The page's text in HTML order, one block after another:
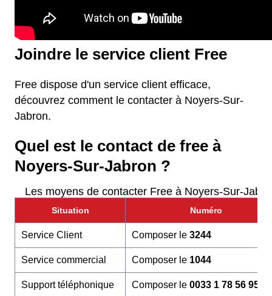
Joindre le service client Free
Free dispose d'un service client efficace,
découvrez comment le contacter à Noyers-Sur-
Jabron.
Quel est le contact de free à
Noyers-Sur-Jabron ?
Les moyens de contacter Free à Noyers-Sur-
Situation Numéro
Service Client Composer le 3244
Service commercial Composer le 1044
Support téléphonique Composer le 0033 1 78 56 95 60